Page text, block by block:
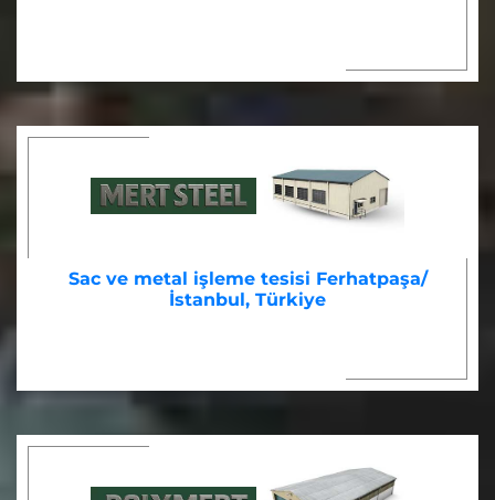
Sac ve metal işleme tesisi Ferhatpaşa/
İstanbul, Türkiye